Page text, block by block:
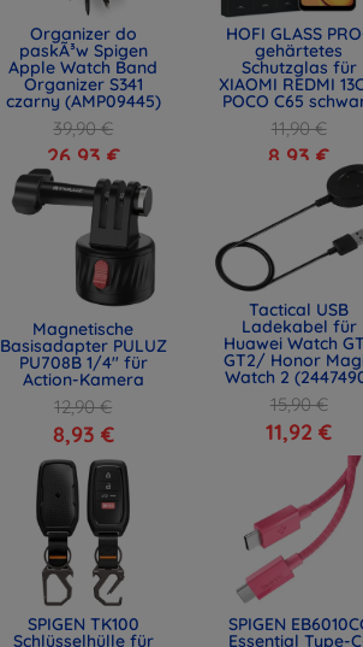
Organizer do
paskÃ³w Spigen
Apple Watch Band
Organizer S341
czarny (AMP09445)
39,90 €
26,93 €
HOFI GLASS
gehärtetes
Schutzglas für
XIAOMI REDMI
POCO C65
11,90 €
8,93 €
Magnetische
Basisadapter PULUZ
PU708B 1/4" für
Action-Kamera
12,90 €
8,93 €
Tactical USB
Ladekabel für
Huawei Watch
GT2/ Honor
Watch 2
15,90 €
11,92 €
SPIGEN TK100
Schlüsselhülle für
SPIGEN
Essential Type-